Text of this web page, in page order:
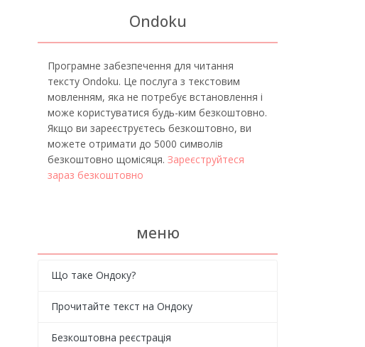
Ondoku
Програмне забезпечення для читання
тексту Ondoku. Це послуга з текстовим
мовленням, яка не потребує встановлення і
може користуватися будь-ким безкоштовно.
Якщо ви зареєструєтесь безкоштовно, ви
можете отримати до 5000 символів
безкоштовно щомісяця. Зареєструйтеся
зараз безкоштовно
меню
Що таке Ондоку?
Прочитайте текст на Ондоку
Безкоштовна реєстрація